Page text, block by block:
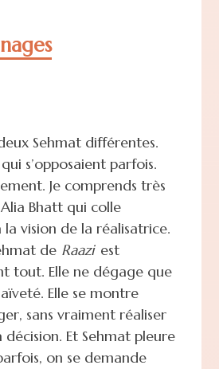
Sehmat différentes.
s’opposaient parfois.
Je comprends très
Bhatt qui colle
vision de la réalisatrice.
de Raazi est
tout. Elle ne dégage que
Elle se montre
sans vraiment réaliser
décision. Et Sehmat pleure
on se demande